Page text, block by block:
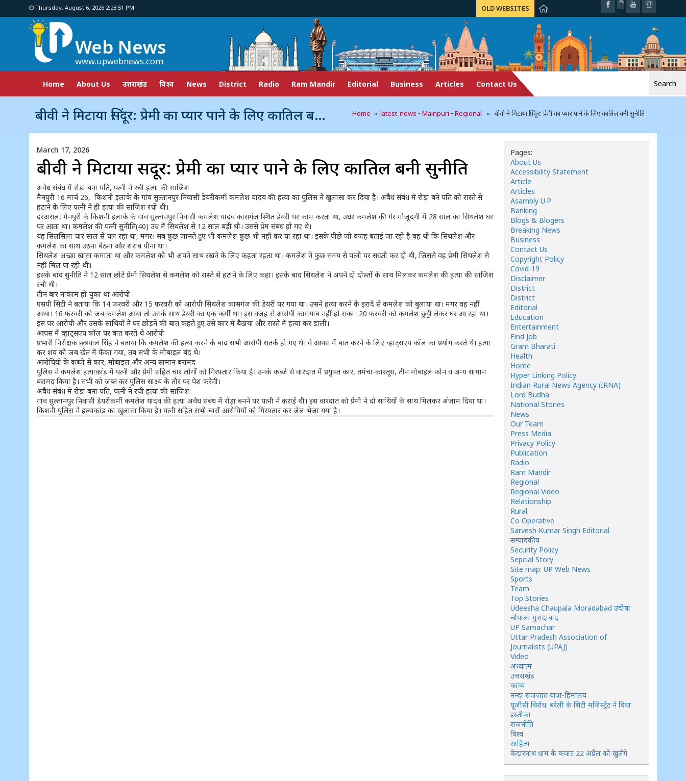
Thursday, August 6, 2026 2:28:52 PM OLD WEBSITES
Web News
www.upwebnews.com
Home About Us उत्तराखंड विश्व News District Radio Ram Mandir Editorial Business Articles Contact Us
बीवी ने मिटाया सिंदूर: प्रेमी का प्यार पाने के लिए कातिल बनी सुनीति Home » latest-news • Mainpuri • Regional » बीवी ने मिटाया सिंदूर: प्रेमी का प्यार पाने के लिए कातिल बनी सुनीति
March 17, 2026
बीवी ने मिटाया सिंदूर: प्रेमी का प्यार पाने के लिए कातिल बनी सुनीति
अवैध संबंध में रोड़ा बना पति, पत्नी ने रची हत्या की साजिश
मैनपुरी 16 मार्च 26, किशनी इलाके के गांव सुल्तानपुर निवासी डेयरीकर्मी कमलेश यादव की हत्या का पुलिस ने खुलासा कर दिया है। अवैध संबंध में रोड़ा बने पति को रास्ते से
हटाने के लिए पत्नी ने ही हत्या की साजिश रची थी।
दरअसल, मैनपुरी के किशनी इलाके के गांव सुल्तानपुर निवासी कमलेश यादव कासगंज स्थित डेयरी पर काम करता था, उधर कमलेश की गैर मौजूदगी में 28 साल का सिथलेश घर
पर आता था। कमलेश की पत्नी सुनीति(40) उम्र में सिथलेश से 12 साल बड़ी थी। उससे प्रेम संबंध हो गए थे।
यह सिलसिला चार साल से चल रहा था, मगर। सब कुछ जानते हुए भी कमलेश कुछ भी नहीं कर पा रहा था। इसके पीछे जो वजह बताई जा रही है वह थी कि सिथलेश और
कमलेश का साथ उठना बैठना और शराब पीना था।
सिथलेश अच्छा खासा कमाता था और कमलेश को भी अपने साथ रखने के लिए कहता रहता था। कमलेश ने कुछ समय से पत्नी पर सख्ती कर दी थी, जिससे वह प्रेमी सिथलेश से
नहीं मिल पा रही थी।
इसके बाद सुनीति ने 12 साल छोटे प्रेमी सिथलेश से कमलेश को रास्ते से हटाने के लिए कहा। इसके बाद सिथलेश ने अपने दो दोस्तों के साथ मिलकर कमलेश की हत्या की साजिश
रची थी।
तीन बार नाकाम हो चुका था आरोपी
एसपी सिटी ने बताया कि 14 फरवरी और 15 फरवरी को आरोपी सिथलेश कासगंज की डेयरी पर गया था। उसने हत्या करने के इरादे से कमलेश को बुलाया था। मगर वह नहीं
आया। 16 फरवरी को जब कमलेश आया तो उसके साथ डेयरी का एक कर्मी था। इस वजह से आरोपी कामयाब नहीं हो सका। 20 फरवरी को कमलेश छुट्टी लेकर घर आ रहा था।
इस पर आरोपी और उसके साथियों ने घर छोड़ने की बात कहते हुए उसे कार में बैठाया और रास्ते में हत्या कर डाली।
आपस में व्हाट्सएप कॉल पर बात करते थे आरोपी
प्रभारी निरीक्षक छत्रपाल सिंह ने बताया कि कमलेश की हत्या करने के बाद सभी आरोपी सतर्क हो गए थे। वे आपस में बात करने के लिए व्हाट्सएप कॉल का प्रयोग करते थे। हत्या
कर शव को जब खेत में फेंका गया, तब सभी के मोबाइल बंद थे।
आरोपियों के कब्जे से कार, मोबाइल और अन्य सामान बरामद
पुलिस ने कमलेश हत्याकांड में पत्नी और प्रेमी सहित चार लोगों को गिरफ्तार किया है। उनके कब्जे से वारदात में प्रयुक्त कार, तमंचा-कारतूस, तीन मोबाइल फोन व अन्य सामान
बरामद किया है। सभी को जब्त कर पुलिस साक्ष्य के तौर पर पेश करेगी।
अवैध संबंध में रोड़ा बना पति, पत्नी ने रची हत्या की साजिश
गांव सुल्तानपुर निवासी डेयरीकर्मी कमलेश यादव की हत्या अवैध संबंध में रोड़ा बनने पर पत्नी ने कराई थी। इस वारदात को प्रेमी ने दो साथियों के साथ मिलकर अंजाम दिया था।
किशनी पुलिस ने हत्याकांड का खुलासा किया है। पत्नी सहित सभी चारों आरोपियों को गिरफ्तार कर जेल भेजा गया है।
Pages:
About Us
Accessibility Statement
Article
Articles
Asambly U.P.
Banking
Blogs & Blogers
Breaking News
Business
Contact Us
Copyright Policy
Covid-19
Disclaimer
District
District
Editorial
Education
Entertainment
Find Job
Gram Bharati
Health
Home
Hyper Linking Policy
Indian Rural News Agency (IRNA)
Lord Budha
National Stories
News
Our Team
Press Media
Privacy Policy
Publication
Radio
Ram Mandir
Regional
Regional Video
Relationship
Rural
Co Operative
Sarvesh Kumar Singh Editorial
सम्पादकीय
Security Policy
Sepcial Story
Site map: UP Web News
Sports
Team
Top Stories
Udeesha Chaupala Moradabad उदीषा
चौपाला मुरादाबाद
UP Samachar
Uttar Pradesh Association of
Journalists (UPAJ)
Video
अध्यात्म
उत्तराखंड
काव्य
नन्दा राजजात यात्रा-हिमालय
यूजीसी विरोध: बरेली के सिटी मजिस्ट्रेट ने दिया
इस्तीफा
राजनीति
विश्व
साहित्य
केदारनाथ धाम के कपाट 22 अप्रैल को खुलेंगे